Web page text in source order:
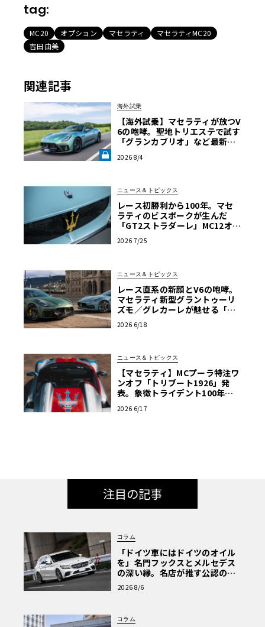
tag:
MC20 オプション マセラティ
マセラティMC20
吉田由美
関連記事
海外試乗
【海外試乗】マセラティが放つV
6の咆哮。聖地トリエステで試す
「グランカブリオ」など最新ト
LANT LAB》
2026 8/4
ニュース＆トピックス
レース初勝利から100年。マセ
ラティのビスポークが生んだ
「GT2ストラダーレ」MC12オマ
2026 7/25
ニュース＆トピックス
レース直系の新顔とV6の咆哮。
マセラティ新型グラントゥーリ
ズモ／グレカーレが魅せる「気
2026 6/18
ニュース＆トピックス
【マセラティ】MCプーラ特注ワ
ンオフ「トリブート1926」発
表。象徴トライデント100年の
2026 6/17
注目の記事
コラム
「ドイツ車にはドイツのオイル
を」名門フックスとメルセデス
の深い縁。名店が推す公認の安
心と、Cクラスで味わうシルキー
な走り〈PR〉
2026 8/6
コラム